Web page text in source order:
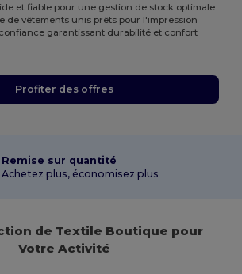
et fiable pour une gestion de stock optimale
de vêtements unis prêts pour l'impression
garantissant durabilité et confort
Profiter des offres
Remise sur quantité
Achetez plus, économisez plus
de Textile Boutique pour
Votre Activité